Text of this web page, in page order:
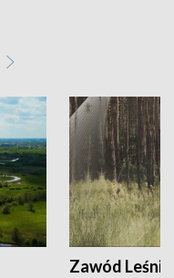
Zawód Leśnik